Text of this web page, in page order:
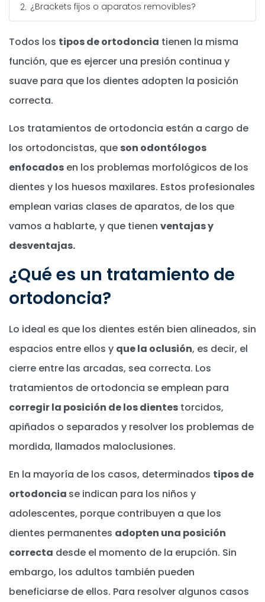
¿Brackets fijos o aparatos removibles?
Todos los tipos de ortodoncia tienen la misma
función, que es ejercer una presión continua y
suave para que los dientes adopten la posición
correcta.
Los tratamientos de ortodoncia están a cargo de
los ortodoncistas, que son odontólogos
enfocados en los problemas morfológicos de los
dientes y los huesos maxilares. Estos profesionales
emplean varias clases de aparatos, de los que
vamos a hablarte, y que tienen ventajas y
desventajas.
¿Qué es un tratamiento de
ortodoncia?
Lo ideal es que los dientes estén bien alineados, sin
espacios entre ellos y que la oclusión, es decir, el
cierre entre las arcadas, sea correcta. Los
tratamientos de ortodoncia se emplean para
corregir la posición de los dientes torcidos,
apiñados o separados y resolver los problemas de
mordida, llamados maloclusiones.
En la mayoría de los casos, determinados tipos de
ortodoncia se indican para los niños y
adolescentes, porque contribuyen a que los
dientes permanentes adopten una posición
correcta desde el momento de la erupción. Sin
embargo, los adultos también pueden
beneficiarse de ellos. Para resolver algunos casos